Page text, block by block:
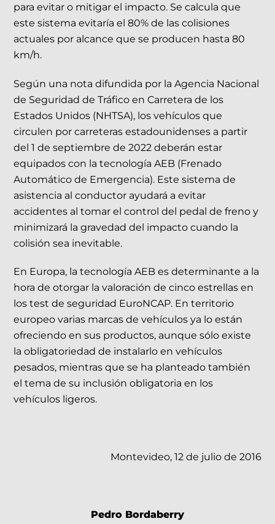
para evitar o mitigar el impacto. Se calcula que
este sistema evitaría el 80% de las colisiones
actuales por alcance que se producen hasta 80
km/h.
Según una nota difundida por la Agencia Nacional
de Seguridad de Tráfico en Carretera de los
Estados Unidos (NHTSA), los vehículos que
circulen por carreteras estadounidenses a partir
del 1 de septiembre de 2022 deberán estar
equipados con la tecnología AEB (Frenado
Automático de Emergencia). Este sistema de
asistencia al conductor ayudará a evitar
accidentes al tomar el control del pedal de freno y
minimizará la gravedad del impacto cuando la
colisión sea inevitable.
En Europa, la tecnología AEB es determinante a la
hora de otorgar la valoración de cinco estrellas en
los test de seguridad EuroNCAP. En territorio
europeo varias marcas de vehículos ya lo están
ofreciendo en sus productos, aunque sólo existe
la obligatoriedad de instalarlo en vehículos
pesados, mientras que se ha planteado también
el tema de su inclusión obligatoria en los
vehículos ligeros.
Montevideo, 12 de julio de 2016
Pedro Bordaberry